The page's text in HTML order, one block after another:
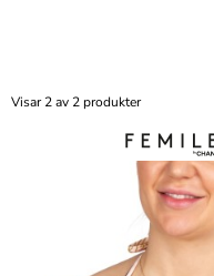
Visar 2 av 2 produkter